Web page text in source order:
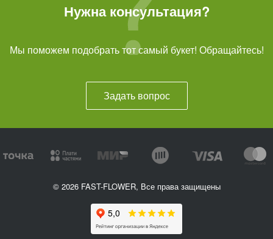
Нужна консультация?
Мы поможем подобрать тот самый букет! Обращайтесь!
Задать вопрос
© 2026 FAST-FLOWER, Все права защищены